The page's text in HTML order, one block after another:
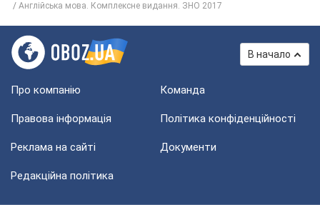
Англійська мова. Комплексне видання. ЗНО 2017
В начало
Про компанію Команда
Правова інформація Політика конфіденційності
Реклама на сайті Документи
Редакційна політика